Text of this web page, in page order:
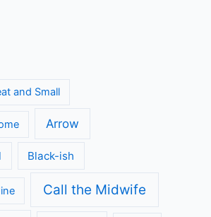
and Small
Arrow
Black-ish
Call the Midwife